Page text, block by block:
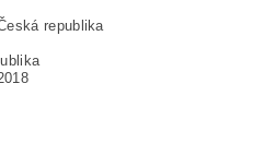
republika